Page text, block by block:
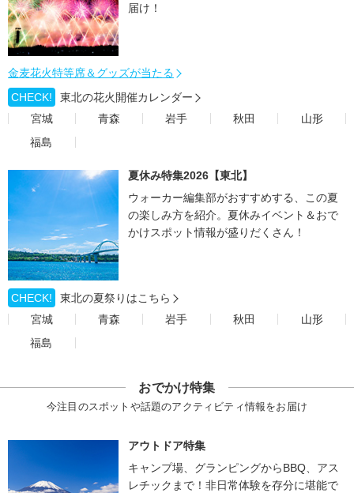
届け！
金麦花火特等席＆グッズが当たる
CHECK!
東北の花火開催カレンダー
宮城
青森 岩手 秋田
山形
福島
夏休み特集2026【東北】
ウォーカー編集部がおすすめする、この夏
の楽しみ方を紹介。夏休みイベント＆おで
かけスポット情報が盛りだくさん！
CHECK!
東北の夏祭りはこちら
宮城
青森 岩手 秋田
山形
福島
おでかけ特集
今注目のスポットや話題のアクティビティ情報をお届け
アウトドア特集
キャンプ場、グランピングからBBQ、アス
レチックまで！非日常体験を存分に堪能で